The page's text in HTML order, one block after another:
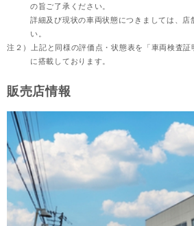
の旨ご了承ください。
詳細及び現状の車両状態につきましては、店
い。
注２）
上記と同様の評価点・状態表を「車両検査
に搭載しております。
販売店情報